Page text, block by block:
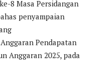
8 Masa Persidangan
penyampaian
Pendapatan
Anggaran 2025, pada